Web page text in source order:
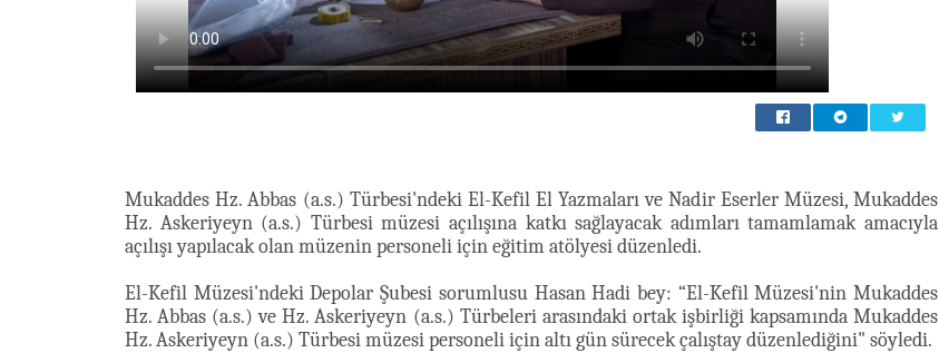
Mukaddes Hz. Abbas (a.s.) Türbesi'ndeki El-Kefil El Yazmaları ve Nadir Eserler Müzesi, Mukaddes
Hz. Askeriyeyn (a.s.) Türbesi müzesi açılışına katkı sağlayacak adımları tamamlamak amacıyla
açılışı yapılacak olan müzenin personeli için eğitim atölyesi düzenledi.
El-Kefil Müzesi'ndeki Depolar Şubesi sorumlusu Hasan Hadi bey: “El-Kefil Müzesi'nin Mukaddes
Hz. Abbas (a.s.) ve Hz. Askeriyeyn (a.s.) Türbeleri arasındaki ortak işbirliği kapsamında Mukaddes
Hz. Askeriyeyn (a.s.) Türbesi müzesi personeli için altı gün sürecek çalıştay düzenlediğini" söyledi.